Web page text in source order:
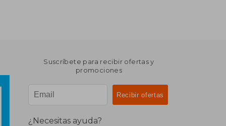
Suscríbete para recibir ofertas y
promociones
¿Necesitas ayuda?